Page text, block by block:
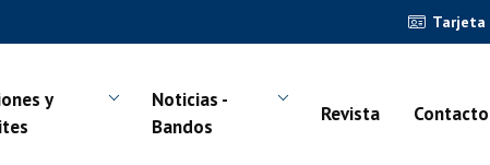
Tarjeta
y
Noticias -
Bandos
Revista Contacto